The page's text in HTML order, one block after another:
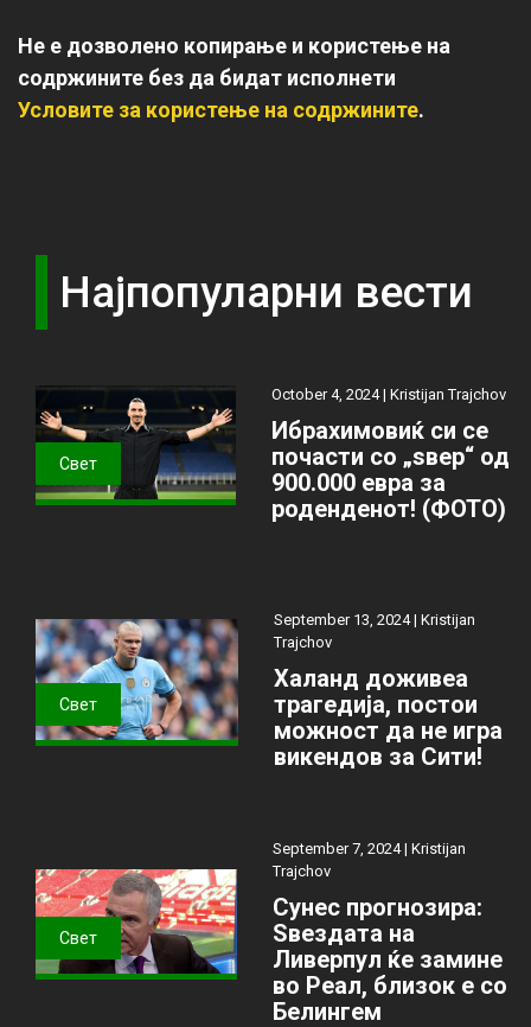
Не е дозволено копирање и користење на
содржините без да бидат исполнети
Условите за користење на содржините.
Најпопуларни вести
Свет
October 4, 2024 |Kristijan Trajchov
Ибрахимовиќ си се
почасти со „ѕвер“ од
900.000 евра за
роденденот! (ФОТО)
Свет
September 13, 2024 | Kristijan
Trajchov
Халанд доживеа
трагедија, постои
можност да не игра
викендов за Сити!
Свет
September 7, 2024 | Kristijan
Trajchov
Сунес прогнозира:
Ѕвездата на
Ливерпул ќе замине
во Реал, близок е со
Белингем